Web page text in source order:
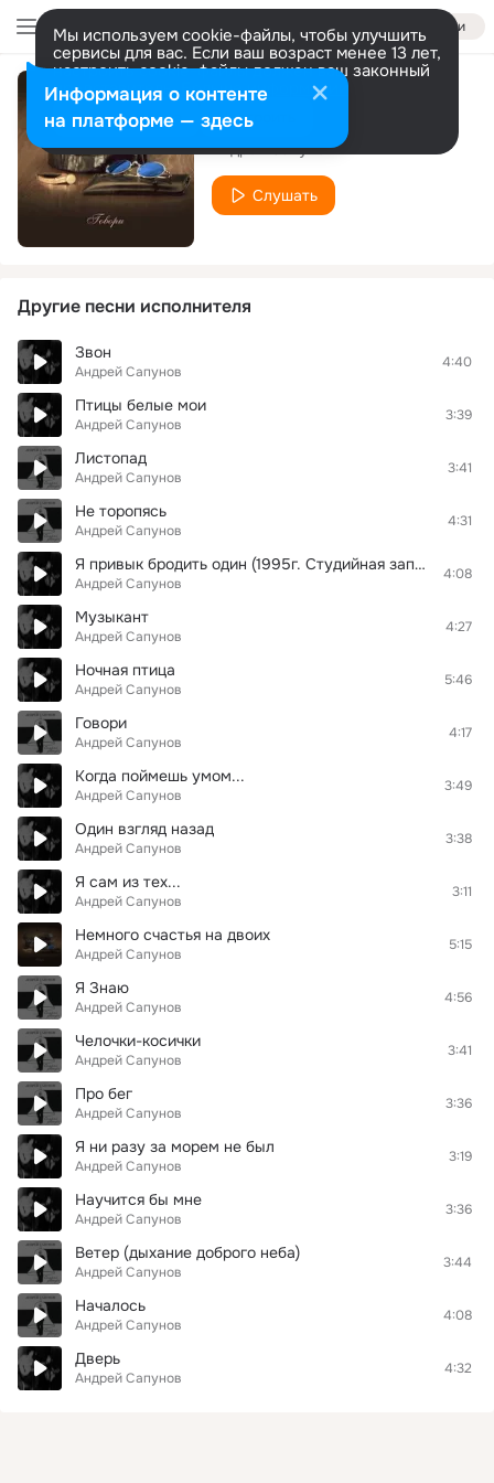
Войти
Мы используем cookie-файлы, чтобы улучшить
сервисы для вас. Если ваш возраст менее 13 лет,
настроить cookie-файлы должен ваш законный
представитель. Больше информации
Разрешить все Настроить
Опять весна
Андрей Сапунов
Слушать
Другие песни исполнителя
Звон
Андрей Сапунов
4:40
Птицы белые мои
Андрей Сапунов
3:39
Листопад
Андрей Сапунов
3:41
Не торопясь
Андрей Сапунов
4:31
Я привык бродить один (1995г. Студийная запись Андрей Сапунов)
Андрей Сапунов
4:08
Музыкант
Андрей Сапунов
4:27
Ночная птица
Андрей Сапунов
5:46
Говори
Андрей Сапунов
4:17
Когда поймешь умом...
Андрей Сапунов
3:49
Один взгляд назад
Андрей Сапунов
3:38
Я сам из тех...
Андрей Сапунов
3:11
Немного счастья на двоих
Андрей Сапунов
5:15
Я Знаю
Андрей Сапунов
4:56
Челочки-косички
Андрей Сапунов
3:41
Про бег
Андрей Сапунов
3:36
Я ни разу за морем не был
Андрей Сапунов
3:19
Научится бы мне
Андрей Сапунов
3:36
Ветер (дыхание доброго неба)
Андрей Сапунов
3:44
Началось
Андрей Сапунов
4:08
Дверь
Андрей Сапунов
4:32
Информация о контенте
на платформе — здесь